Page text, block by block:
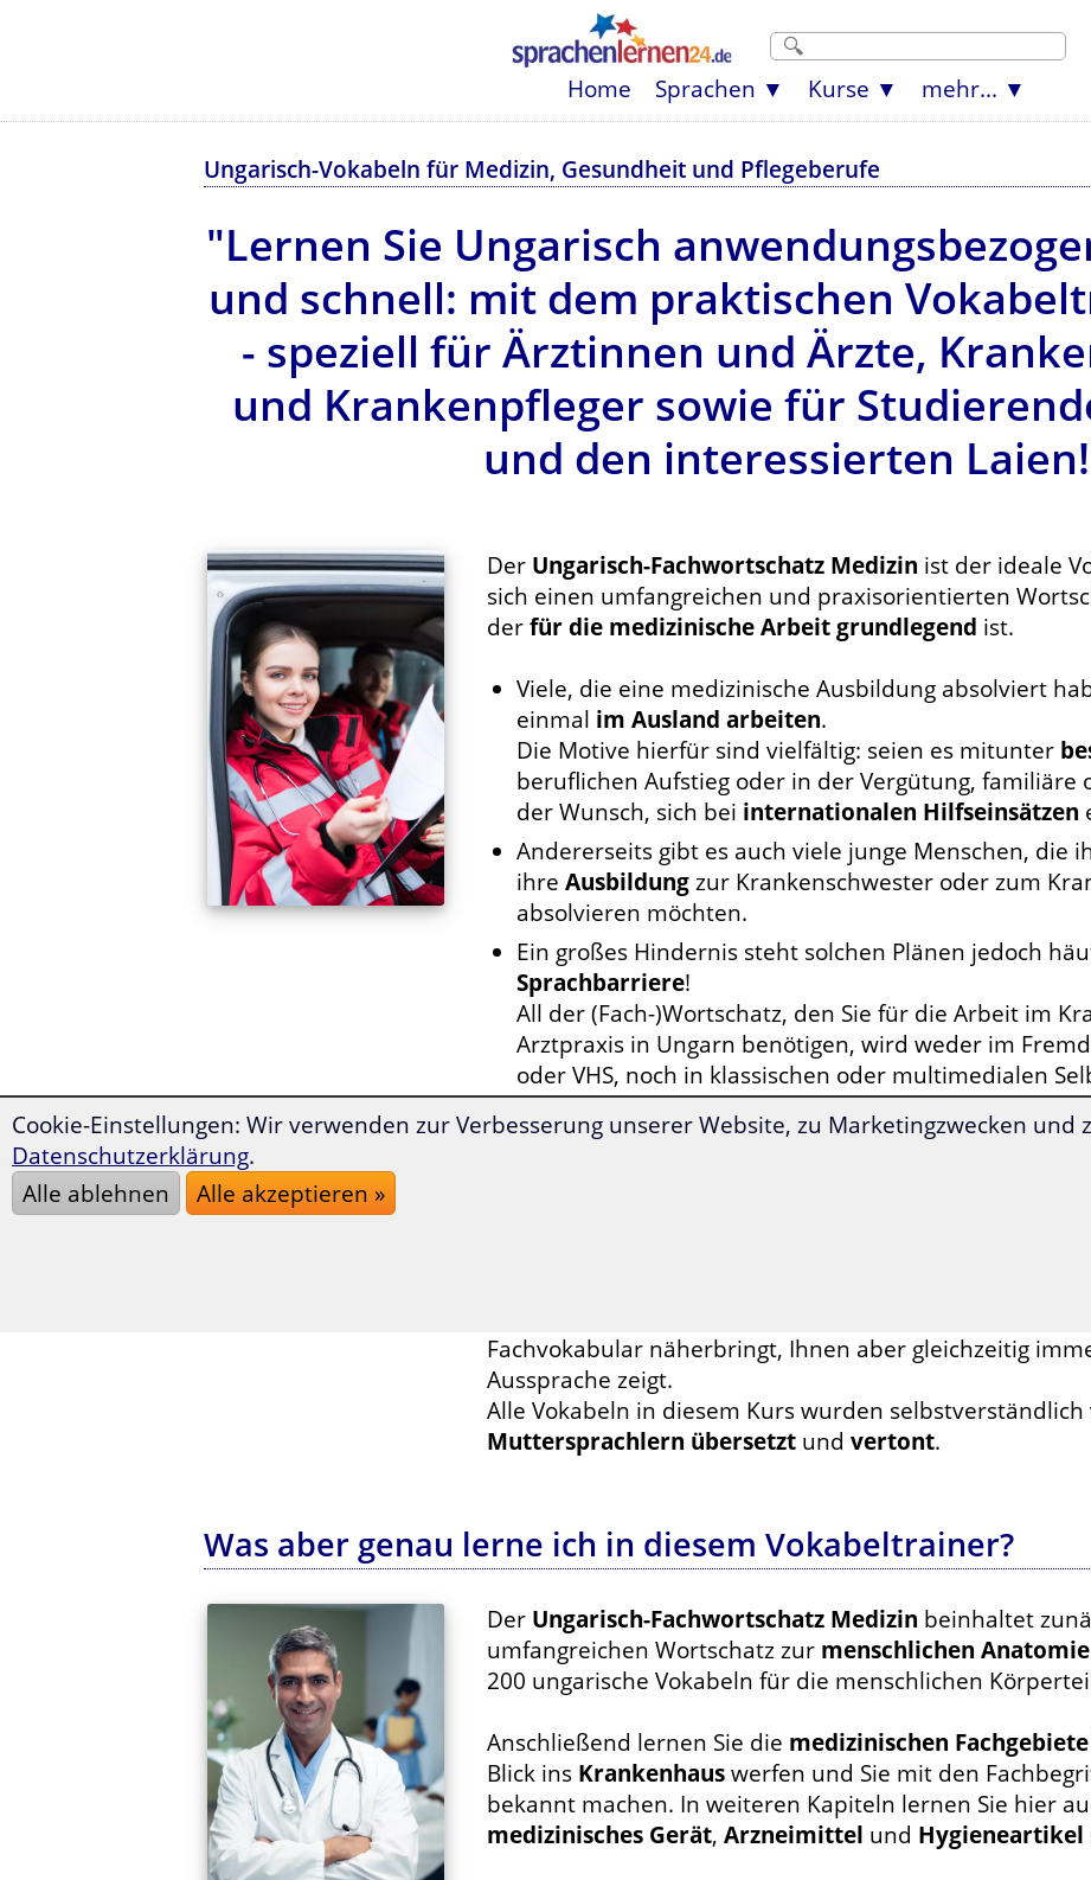
Home Sprachen Kurse mehr...
Ungarisch-Vokabeln für Medizin, Gesundheit und Pflegeberufe
"Lernen Sie Ungarisch
und schnell: mit dem praktischen
- speziell für Ärztinnen und Ärzte,
und Krankenpfleger sowie für
und den interessierten
Der Ungarisch-Fachwortschatz Medizin ist der ideale
sich einen umfangreichen und praxisorientierten
der für die medizinische Arbeit grundlegend ist.
Viele, die eine medizinische Ausbildung absolviert
einmal im Ausland arbeiten.
Die Motive hierfür sind vielfältig: seien es mitunter
beruflichen Aufstieg oder in der Vergütung, familiäre
der Wunsch, sich bei internationalen Hilfseinsätzen
Andererseits gibt es auch viele junge Menschen, die
ihre Ausbildung zur Krankenschwester oder zum
absolvieren möchten.
Ein großes Hindernis steht solchen Plänen jedoch
Sprachbarriere!
All der (Fach-)Wortschatz, den Sie für die Arbeit im
Arztpraxis in Ungarn benötigen, wird weder im
oder VHS, noch in klassischen oder multimedialen
Zwar gibt es auf dem Markt auch Wörterbücher, die
vermitteln, jedoch lernen Sie bei diesen nichtdie
Fachvokabular näherbringt, Ihnen aber gleichzeitig
Aussprache zeigt.
Alle Vokabeln in diesem Kurs wurden
Muttersprachlern übersetzt und vertont.
Was aber genau lerne ich in diesem Vokabeltrainer?
Der Ungarisch-Fachwortschatz Medizin beinhaltet
umfangreichen Wortschatz zur menschlichen Anatomie
200 ungarische Vokabeln für die menschlichen
Anschließend lernen Sie die medizinischen Fachgebiete
Blick ins Krankenhaus werfen und Sie mit den
bekannt machen. In weiteren Kapiteln lernen Sie hier
medizinisches Gerät, Arzneimittel und Hygieneartikel
Cookie-Einstellungen: Wir verwenden zur Verbesserung unserer Website, zu Marketingzwecken und
Datenschutzerklärung.
Alle ablehnen
Alle akzeptieren »